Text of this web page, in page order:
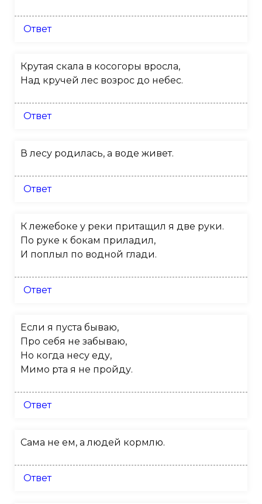
Ответ
Крутая скала в косогоры вросла,
Над кручей лес возрос до небес.
Ответ
В лесу родилась, а воде живет.
Ответ
К лежебоке у реки притащил я две руки.
По руке к бокам приладил,
И поплыл по водной глади.
Ответ
Если я пуста бываю,
Про себя не забываю,
Но когда несу еду,
Мимо рта я не пройду.
Ответ
Сама не ем, а людей кормлю.
Ответ